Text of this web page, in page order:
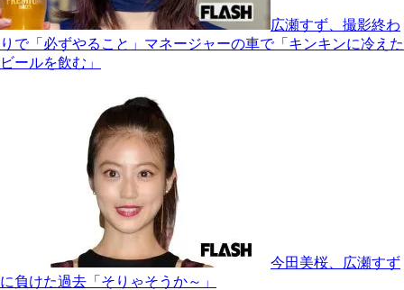
広瀬すず、撮影終わ
りで「必ずやること」マネージャーの車で「キンキンに冷えた
ビールを飲む」
今田美桜、広瀬すず
に負けた過去「そりゃそうか～」